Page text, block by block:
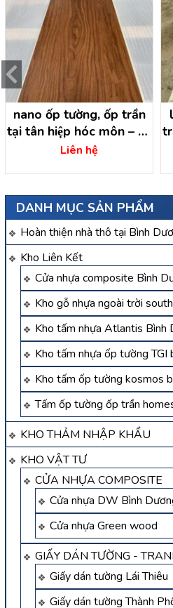
DANH MỤC SẢN PHẨM
Hoàn thiện nhà thô tại Bình
Kho Liên Kết
Cửa nhựa composite Bình
Kho gỗ nhựa ngoài trời
Kho tấm nhựa Atlantis Bình
Kho tấm nhựa ốp tường TGI
Kho tấm ốp tường kosmos
Tấm ốp tường ốp trần
KHO THẢM NHẬP KHẨU
KHO VẬT TƯ
CỬA NHỰA COMPOSITE
Cửa nhựa DW Bình
Cửa nhựa Green wood
GIẤY DÁN TƯỜNG -
Giấy dán tường Lái Thiêu
Giấy dán tường Thành
nano ốp tường, ốp trần
tại tân hiệp hóc môn – hồ
chí minh
Liên hệ